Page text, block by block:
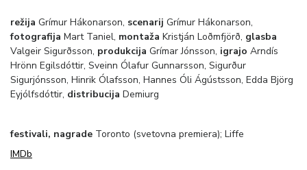
režija Grímur Hákonarson, scenarij Grímur Hákonarson,
fotografija Mart Taniel, montaža Kristján Loðmfjörð, glasba
Valgeir Sigurðsson, produkcija Grímar Jónsson, igrajo Arndís
Hrönn Egilsdóttir, Sveinn Ólafur Gunnarsson, Sigurður
Sigurjónsson, Hinrik Ólafsson, Hannes Óli Ágústsson, Edda Björg
Eyjólfsdóttir, distribucija Demiurg
festivali, nagrade Toronto (svetovna premiera); Liffe
IMDb